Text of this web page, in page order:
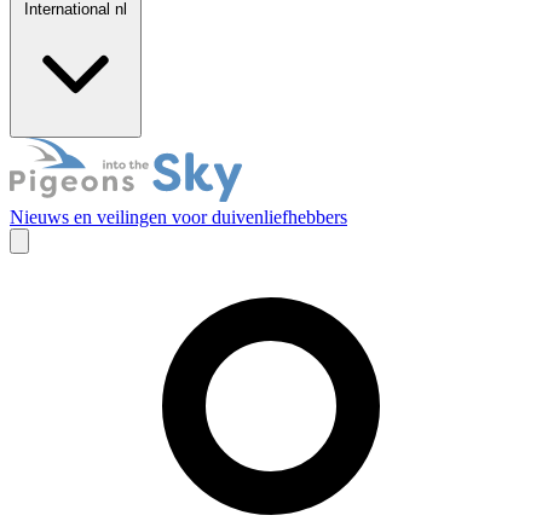
International nl
Nieuws en veilingen voor duivenliefhebbers